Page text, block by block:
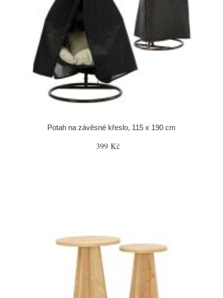
Potah na závěsné křeslo, 115 x 190 cm
399 Kč